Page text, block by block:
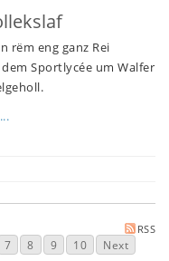
rëm eng ganz Rei
Sportlycée um Walfer
RSS
7 8 9 10
Next